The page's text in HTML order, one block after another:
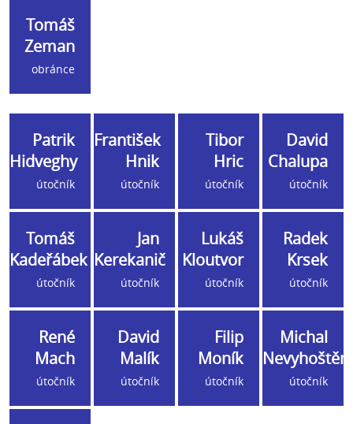
Tomáš
Zeman
obránce
Patrik
Hidveghy
útočník
František
Hnik
útočník
Tibor
Hric
útočník
David
Chalupa
útočník
Tomáš
Kadeřábek
útočník
Jan
Kerekanič
útočník
Lukáš
Kloutvor
útočník
Radek
Krsek
útočník
René
Mach
útočník
David
Malík
útočník
Filip
Moník
útočník
Michal
útočník